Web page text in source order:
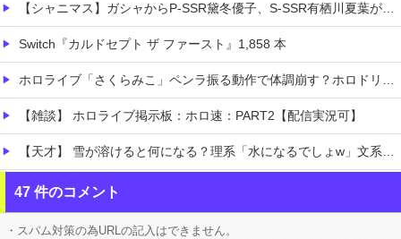
【シャニマス】ガシャからP-SSR黛冬優子、S-SSR有栖川夏葉が登場！イベントS-SR福丸小糸！
Switch『カルドセプト ザ ファースト』1,858 本
ホロライブ「さくらみこ」ペンラ振る動作で体調崩す？ホロドリで画面酔いして凸待ち1時間で切り上げる「雪花ラミィ」コラボ配信に向けてゆっくり休む
【雑談】 ホロライブ掲示板：ホロ速：PART2【配信実況可】
【天才】 雪が溶けると何になる？理系「水になるでしょw」文系ワイ「はぁ～…」→結果ｗｗｗ
【悲痛】 溺れた11歳息子を助けようと川へ…40歳父親が死亡 息子は母親が救助 愛知
【悲報】 ロシアさん、国民の財産を没収しはじめるｗｗｗｗｗ
47 件のコメント
・スパム対策の為URLの記入はできません。